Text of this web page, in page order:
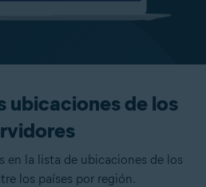
ubicaciones de los
en la lista de ubicaciones de los
los países por región.